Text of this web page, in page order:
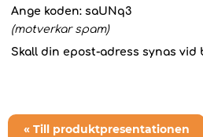
Ange koden: saUNq3
(motverkar spam)
Skall din epost-adress synas vid
« Till produktpresentationen